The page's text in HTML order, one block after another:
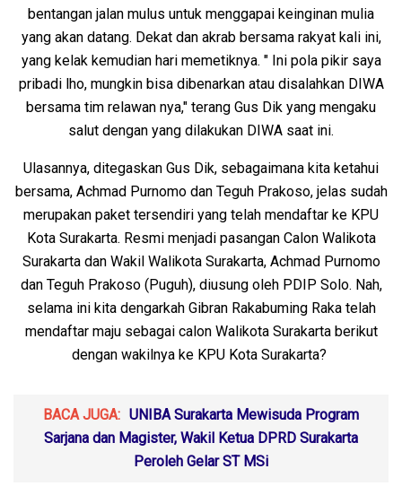
bentangan jalan mulus untuk menggapai keinginan mulia
yang akan datang. Dekat dan akrab bersama rakyat kali ini,
yang kelak kemudian hari memetiknya. " Ini pola pikir saya
pribadi lho, mungkin bisa dibenarkan atau disalahkan DIWA
bersama tim relawan nya," terang Gus Dik yang mengaku
salut dengan yang dilakukan DIWA saat ini.
Ulasannya, ditegaskan Gus Dik, sebagaimana kita ketahui
bersama, Achmad Purnomo dan Teguh Prakoso, jelas sudah
merupakan paket tersendiri yang telah mendaftar ke KPU
Kota Surakarta. Resmi menjadi pasangan Calon Walikota
Surakarta dan Wakil Walikota Surakarta, Achmad Purnomo
dan Teguh Prakoso (Puguh), diusung oleh PDIP Solo. Nah,
selama ini kita dengarkah Gibran Rakabuming Raka telah
mendaftar maju sebagai calon Walikota Surakarta berikut
dengan wakilnya ke KPU Kota Surakarta?
BACA JUGA: UNIBA Surakarta Mewisuda Program
Sarjana dan Magister, Wakil Ketua DPRD Surakarta
Peroleh Gelar ST MSi